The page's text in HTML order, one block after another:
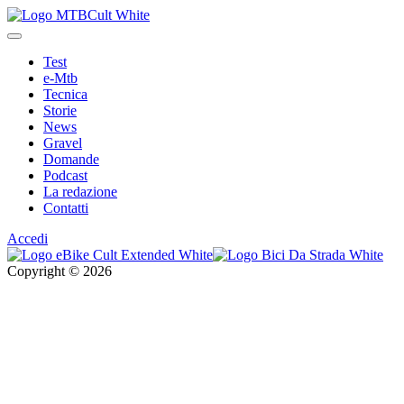
Test
e-Mtb
Tecnica
Storie
News
Gravel
Domande
Podcast
La redazione
Contatti
Accedi
Copyright © 2026